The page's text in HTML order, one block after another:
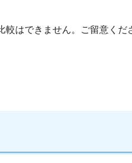
はできません。ご留意くだ